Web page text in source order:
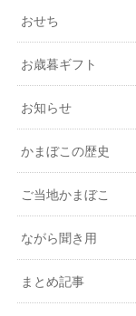
おせち
お歳暮ギフト
お知らせ
かまぼこの歴史
ご当地かまぼこ
ながら聞き用
まとめ記事